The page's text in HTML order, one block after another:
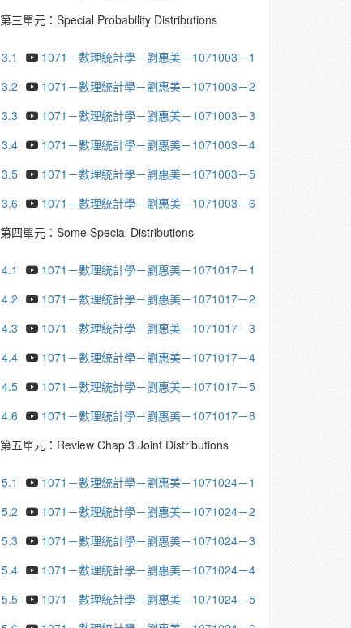
第三單元：Special Probability Distributions
3.1
1071－數理統計學－劉惠美－1071003－1
3.2
1071－數理統計學－劉惠美－1071003－2
3.3
1071－數理統計學－劉惠美－1071003－3
3.4
1071－數理統計學－劉惠美－1071003－4
3.5
1071－數理統計學－劉惠美－1071003－5
3.6
1071－數理統計學－劉惠美－1071003－6
第四單元：Some Special Distributions
4.1
1071－數理統計學－劉惠美－1071017－1
4.2
1071－數理統計學－劉惠美－1071017－2
4.3
1071－數理統計學－劉惠美－1071017－3
4.4
1071－數理統計學－劉惠美－1071017－4
4.5
1071－數理統計學－劉惠美－1071017－5
4.6
1071－數理統計學－劉惠美－1071017－6
第五單元：Review Chap 3 Joint Distributions
5.1
1071－數理統計學－劉惠美－1071024－1
5.2
1071－數理統計學－劉惠美－1071024－2
5.3
1071－數理統計學－劉惠美－1071024－3
5.4
1071－數理統計學－劉惠美－1071024－4
5.5
1071－數理統計學－劉惠美－1071024－5